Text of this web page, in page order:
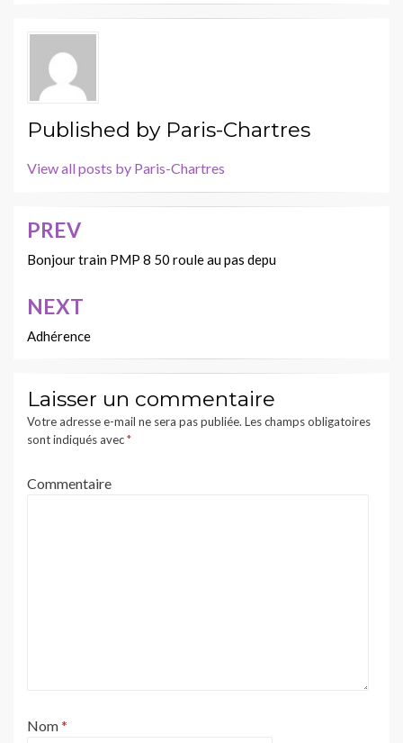
Published by Paris-Chartres
View all posts by Paris-Chartres
Navigation
de
l’article
PREV
Bonjour train PMP 8 50 roule au pas depu
NEXT
Adhérence
Laisser un commentaire
Votre adresse e-mail ne sera pas publiée. Les champs obligatoires
sont indiqués avec*
Commentaire
Nom*